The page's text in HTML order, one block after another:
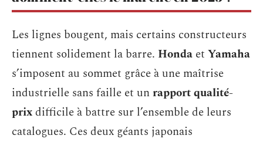
Les lignes bougent, mais certains constructeurs
tiennent solidement la barre. Honda et Yamaha
s’imposent au sommet grâce à une maîtrise
industrielle sans faille et unrapport qualité-
prixdifficile à battre sur l’ensemble de leurs
catalogues. Ces deux géants japonais